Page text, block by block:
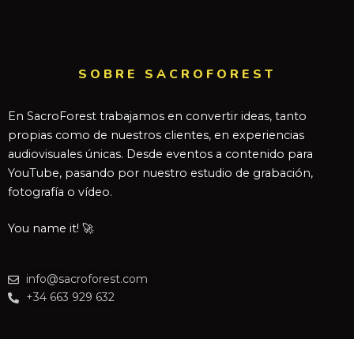
SOBRE SACROFOREST
En SacroForest trabajamos en convertir ideas, tanto
propias como de nuestros clientes, en experiencias
audiovisuales únicas. Desde eventos a contenido para
YouTube, pasando por nuestro estudio de grabación,
fotografía o vídeo.
You name it! 🚀
info@sacroforest.com
+34 663 929 632